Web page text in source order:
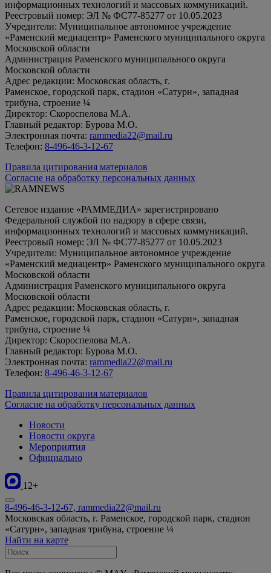
информационных технологий и массовых коммуникаций.
Реестровый номер: ЭЛ № ФС77-85277 от 10.05.2023
Учредители: Муниципальное автономное учреждение
«Раменский медиацентр» Раменского муниципального округа
Московской области
Администрация Раменского муниципального округа
Московской области
Адрес редакции: Московская область, г.
Раменское, городской парк, стадион «Сатурн», западная
трибуна, строение ¼
Директор: Скороспелова М.А.
Главный редактор: Бурова М.О.
Электронная почта: rammedia22@mail.ru
Телефон: 8-496-46-3-12-67
Правила цитирования материалов
Согласие на обработку персональных данных
Сетевое издание «РАММЕДИА» зарегистрировано
Федеральной службой по надзору в сфере связи,
информационных технологий и массовых коммуникаций.
Реестровый номер: ЭЛ № ФС77-85277 от 10.05.2023
Учредители: Муниципальное автономное учреждение
«Раменский медиацентр» Раменского муниципального округа
Московской области
Администрация Раменского муниципального округа
Московской области
Адрес редакции: Московская область, г.
Раменское, городской парк, стадион «Сатурн», западная
трибуна, строение ¼
Директор: Скороспелова М.А.
Главный редактор: Бурова М.О.
Электронная почта: rammedia22@mail.ru
Телефон: 8-496-46-3-12-67
Правила цитирования материалов
Согласие на обработку персональных данных
Новости
Новости округа
Мероприятия
Официально
12+
8-496-46-3-12-67, rammedia22@mail.ru
Московская область, г. Раменское, городской парк, стадион
«Сатурн», западная трибуна, строение ¼
Найти на карте